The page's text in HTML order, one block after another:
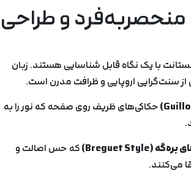
و طراحی
با یک نگاه قابل شناسایی هستند. زبان
از سنت‌گرایی اروپایی و ظرافت مدرن است.
)حکاکی‌های ظریف روی صفحه که نور را به
بره‌گه(Breguet Style)
که حس اصالت و
می‌کنند.